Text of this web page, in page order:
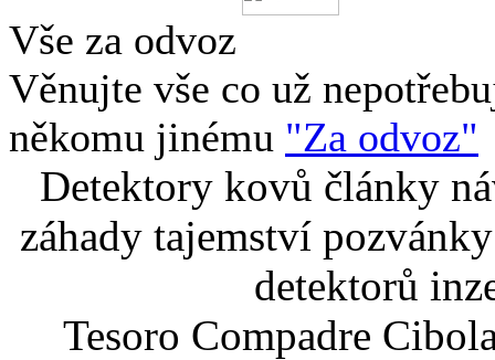
Vše za odvoz
Věnujte vše co už
někomu jinému "Za odvoz"
Detektory kovů články
záhady tajemství
detektorů
Tesoro Compadre